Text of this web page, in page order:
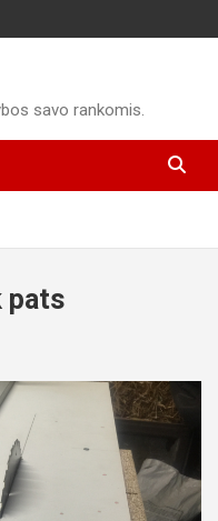
savo rankomis.
pats